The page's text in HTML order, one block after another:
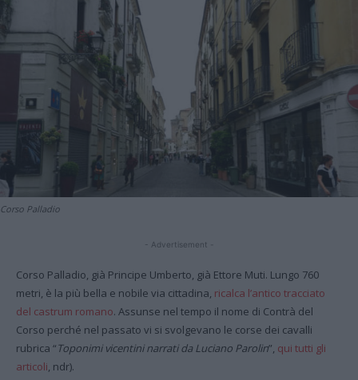
Corso Palladio
- Advertisement -
Corso Palladio, già Principe Umberto, già Ettore Muti. Lungo 760
metri, è la più bella e nobile via cittadina, ricalca l’antico tracciato
del castrum romano. Assunse nel tempo il nome di Contrà del
Corso perché nel passato vi si svolgevano le corse dei cavalli
rubrica “Toponimi vicentini narrati da Luciano Parolin”, qui tutti gli
articoli, ndr).